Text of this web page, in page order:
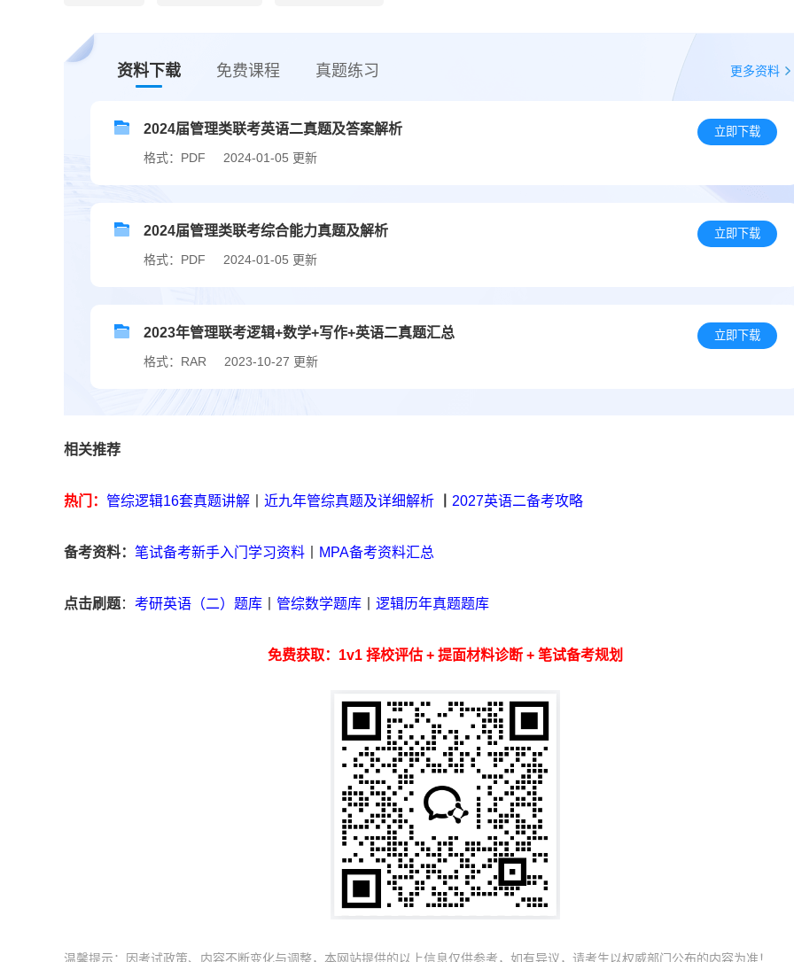
资料下载 免费课程 真题练习 更多资料
2024届管理类联考英语二真题及答案解析
格式：PDF 2024-01-05 更新
立即下载
2024届管理类联考综合能力真题及解析
格式：PDF 2024-01-05 更新
立即下载
2023年管理联考逻辑+数学+写作+英语二真题汇总
格式：RAR 2023-10-27 更新
立即下载
相关推荐
热门： 管综逻辑16套真题讲解 近九年管综真题及详细解析 2027英语二备考攻略
备考资料： 笔试备考新手入门学习资料 MPA备考资料汇总
点击刷题： 考研英语（二）题库 管综数学题库 逻辑历年真题题库
免费获取：1v1 择校评估 + 提面材料诊断 + 笔试备考规划
温馨提示：因考试政策、内容不断变化与调整，本网站提供的以上信息仅供参考，如有异议，请考生以权威部门公布的内容为准！